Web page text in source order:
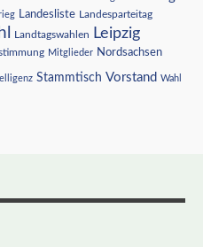
Landesliste Landesparteitag
Landtagswahlen Leipzig
Mitglieder Nordsachsen
Stammtisch Vorstand Wahl